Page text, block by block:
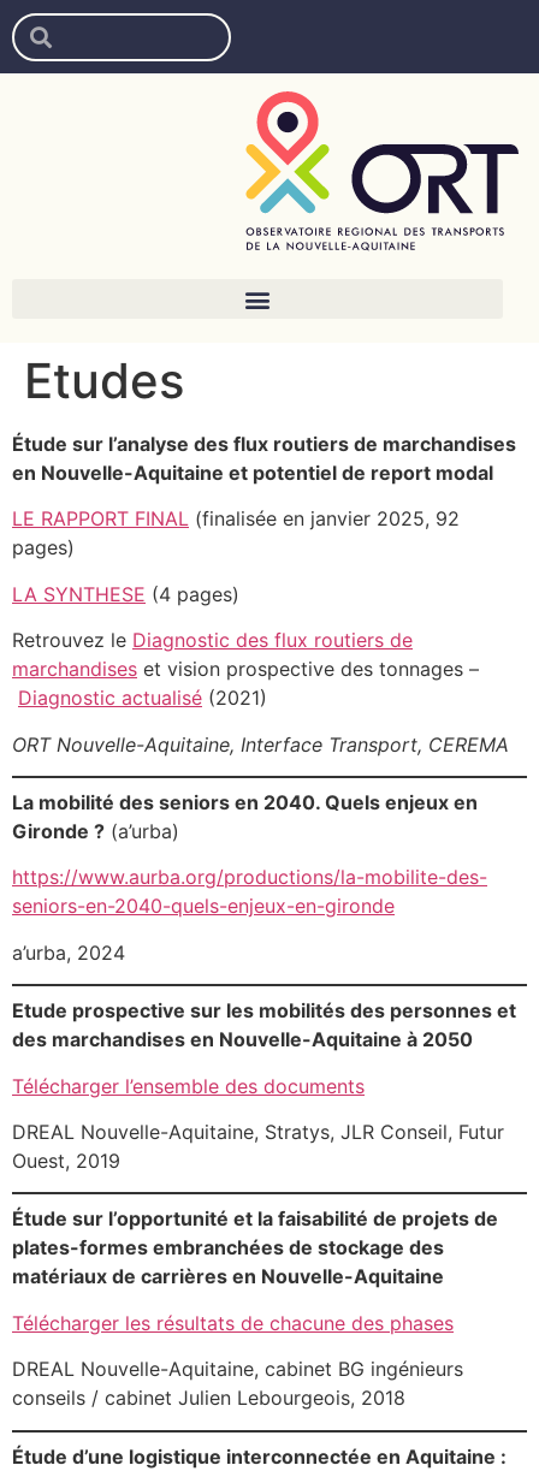
Etudes
Étude sur l’analyse des flux routiers de marchandises
en Nouvelle-Aquitaine et potentiel de report modal
LE RAPPORT FINAL (finalisée en janvier 2025, 92
pages)
LA SYNTHESE (4 pages)
Retrouvez le Diagnostic des flux routiers de
marchandises et vision prospective des tonnages –
Diagnostic actualisé (2021)
ORT Nouvelle-Aquitaine, Interface Transport, CEREMA
La mobilité des seniors en 2040. Quels enjeux en
Gironde ? (a’urba)
https://www.aurba.org/productions/la-mobilite-des-
seniors-en-2040-quels-enjeux-en-gironde
a’urba, 2024
Etude prospective sur les mobilités des personnes et
des marchandises en Nouvelle-Aquitaine à 2050
Télécharger l’ensemble des documents
DREAL Nouvelle-Aquitaine, Stratys, JLR Conseil, Futur
Ouest, 2019
Étude sur l’opportunité et la faisabilité de projets de
plates-formes embranchées de stockage des
matériaux de carrières en Nouvelle-Aquitaine
Télécharger les résultats de chacune des phases
DREAL Nouvelle-Aquitaine, cabinet BG ingénieurs
conseils / cabinet Julien Lebourgeois, 2018
Étude d’une logistique interconnectée en Aquitaine :